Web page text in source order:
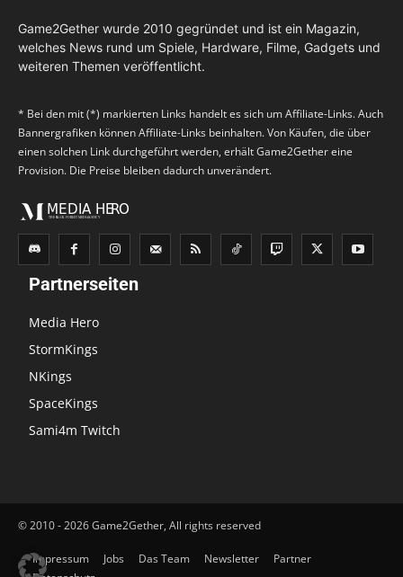
Game2Gether wurde 2010 gegründet und ist ein Magazin,
welches News rund um Spiele, Hardware, Filme, Gadgets und
weiteren Themen veröffentlicht.
* Bei den mit (*) markierten Links handelt es sich um Affiliate-Links. Auch
Bannergrafiken können Affiliate-Links beinhalten. Von Käufen, die über
einen solchen Link durchgeführt werden, erhält Game2Gether eine
Provision. Die Preise bleiben dadurch unverändert.
Partnerseiten
Media Hero
StormKings
NKings
SpaceKings
Sami4m Twitch
© 2010 - 2026 Game2Gether, All rights reserved
Impressum Jobs Das Team Newsletter
Partner